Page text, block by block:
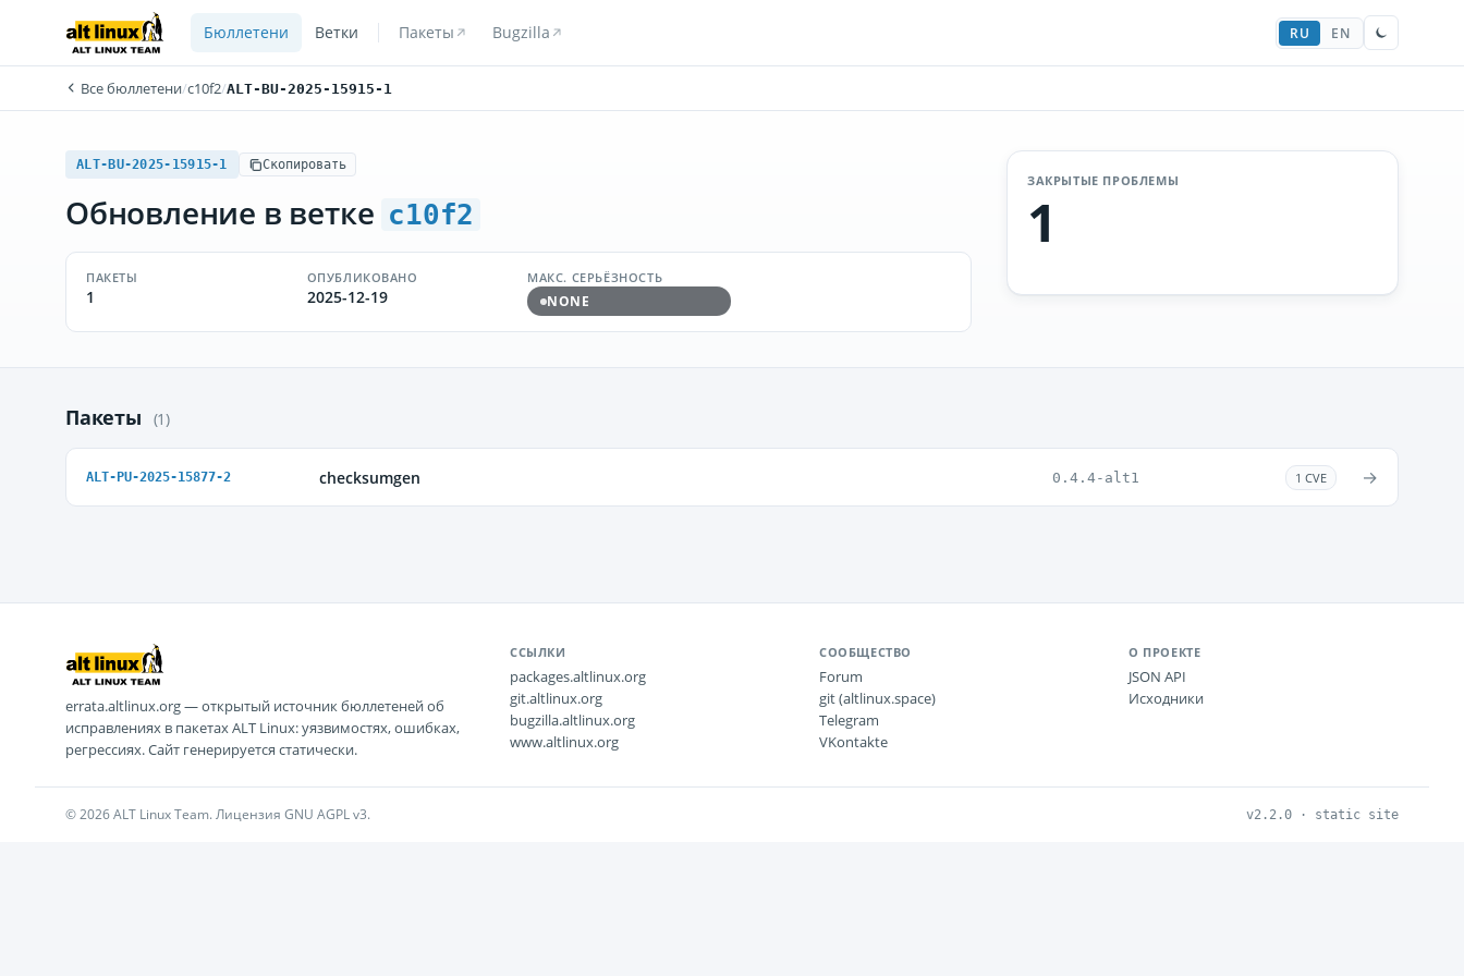
Бюллетени Ветки Пакеты Bugzilla RU EN
Все бюллетени/c10f2/ALT-BU-2025-15915-1
ALT-BU-2025-15915-1 Скопировать
Обновление в ветке c10f2
ПАКЕТЫ
1
ОПУБЛИКОВАНО
2025-12-19
МАКС. СЕРЬЁЗНОСТЬ
NONE
ЗАКРЫТЫЕ ПРОБЛЕМЫ
1
Пакеты (1)
ALT-PU-2025-15877-2 checksumgen 0.4.4-alt1 1 CVE →
errata.altlinux.org — открытый источник бюллетеней об
исправлениях в пакетах ALT Linux: уязвимостях, ошибках,
регрессиях. Сайт генерируется статически.
ССЫЛКИ
packages.altlinux.org
git.altlinux.org
bugzilla.altlinux.org
www.altlinux.org
СООБЩЕСТВО
Forum
git (altlinux.space)
Telegram
VKontakte
О ПРОЕКТЕ
JSON API
Исходники
© 2026 ALT Linux Team. Лицензия GNU AGPL v3. v2.2.0 · static site